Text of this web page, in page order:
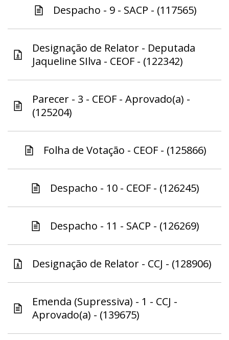
Despacho - 9 - SACP - (117565)
Designação de Relator - Deputada
Jaqueline SIlva - CEOF - (122342)
Parecer - 3 - CEOF - Aprovado(a) -
(125204)
Folha de Votação - CEOF - (125866)
Despacho - 10 - CEOF - (126245)
Despacho - 11 - SACP - (126269)
Designação de Relator - CCJ - (128906)
Emenda (Supressiva) - 1 - CCJ -
Aprovado(a) - (139675)